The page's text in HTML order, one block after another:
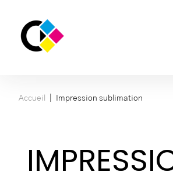
Accueil Impression sublimation